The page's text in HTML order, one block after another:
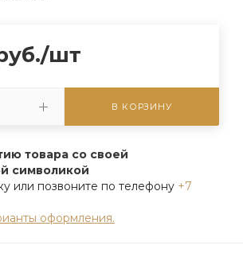
/шт
В КОРЗИНУ
товара со своей
символикой
или позвоните по телефону +7
оформления.